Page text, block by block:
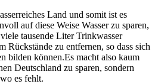
Land und somit ist es
auf diese Weise Wasser zu sparen,
tausende Liter Trinkwasser
Rückstände zu entfernen, so dass sich
bilden können.Es macht also kaum
Deutschland zu sparen, sondern
es fehlt.